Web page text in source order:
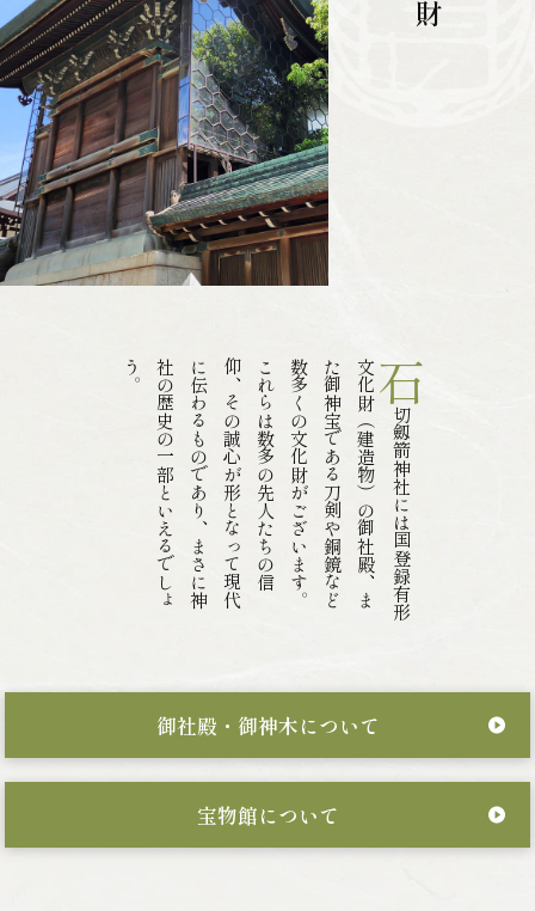
石
切
劔
箭
神
社
に
は
国
登
録
有
形
文化
財
（
建
造
物
）
の
御
社
殿
、
ま
た御
神
宝
で
あ
る
刀
剣
や
銅
鏡
な
ど
数多
く
の
文
化
財
が
ご
ざ
い
ま
す
。
これ
ら
は
数
多
の
先
人
た
ち
の
信
仰、
そ
の
誠
心
が
形
と
な
っ
て
現
代
に伝
わ
る
も
の
で
あ
り
、
ま
さ
に
神
社の
歴
史
の
一
部
と
い
え
る
で
し
ょ
う
。
御社殿・御神木について
宝物館について